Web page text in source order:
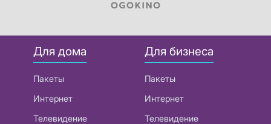
Для дома
Пакеты
Интернет
Телевидение
Для бизнеса
Пакеты
Интернет
Телевидение